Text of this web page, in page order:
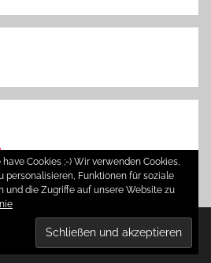
Donovan von ThemeZee.
Cookies ;-) Wir verwenden Cookies,
personalisieren, Funktionen für soziale
und die Zugriffe auf unsere Website zu